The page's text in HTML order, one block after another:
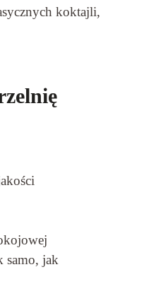
koktajli,
samo, jak